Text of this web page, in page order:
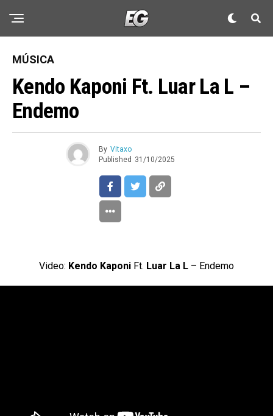
MÚSICA
Kendo Kaponi Ft. Luar La L –
Endemo
By Vitaxo
Published 31/10/2025
Video: Kendo Kaponi Ft. Luar La L – Endemo